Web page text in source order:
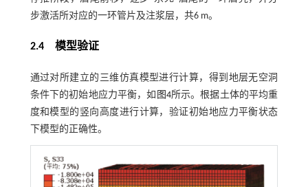
步激活所对应的一环管片及注浆层，共6 m。
2.4模型验证
通过对所建立的三维仿真模型进行计算，得到地层无空洞
条件下的初始地应力平衡，如 图4所示。根据土体的平均重
度和模型的竖向高度进行计算，验证初始地应力平衡状态
下模型的正确性。